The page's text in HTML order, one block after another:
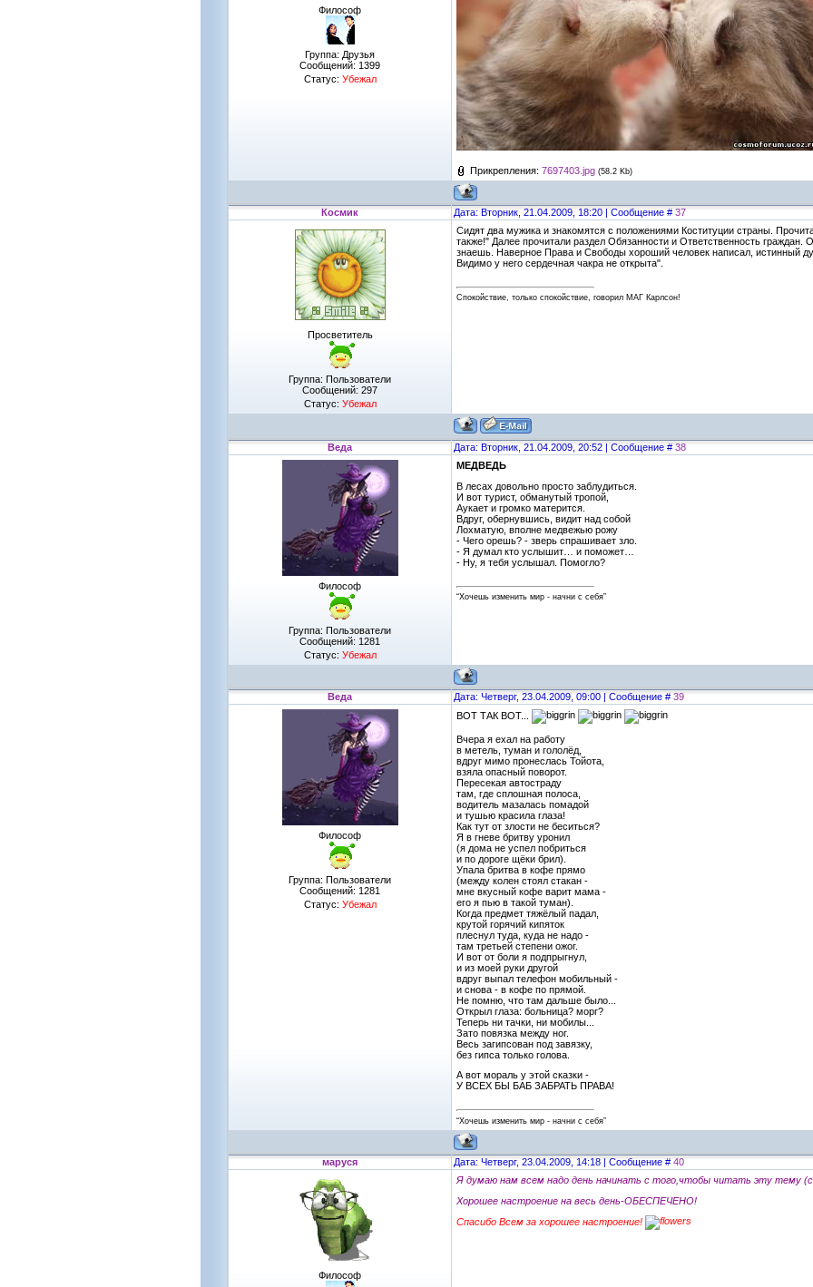
Философ
Группа: Друзья
Сообщений: 1399
Статус: Убежал
Прикрепления: 7697403.jpg (58.2 Kb)
Космик Дата: Вторник, 21.04.2009, 18:20 | Сообщение # 37
Просветитель
Группа: Пользователи
Сообщений: 297
Статус: Убежал
Сидят два мужика и знакомятся с положениями Коституции страны.
также!" Далее прочитали раздел Обязанности и Ответственность
знаешь. Наверное Права и Свободы хороший человек написал, истинный
Видимо у него сердечная чакра не открыта".
Спокойствие, только спокойствие, говорил МАГ Карлсон!
Веда Дата: Вторник, 21.04.2009, 20:52 | Сообщение # 38
Философ
Группа: Пользователи
Сообщений: 1281
Статус: Убежал
МЕДВЕДЬ
В лесах довольно просто заблудиться.
И вот турист, обманутый тропой,
Аукает и громко матерится.
Вдруг, обернувшись, видит над собой
Лохматую, вполне медвежью рожу
- Чего орешь? - зверь спрашивает зло.
- Я думал кто услышит… и поможет…
- Ну, я тебя услышал. Помогло?
“Хочешь изменить мир - начни с себя”
Веда Дата: Четверг, 23.04.2009, 09:00 | Сообщение # 39
Философ
Группа: Пользователи
Сообщений: 1281
Статус: Убежал
ВОТ ТАК ВОТ...
Вчера я ехал на работу
в метель, туман и гололёд,
вдруг мимо пронеслась Тойота,
взяла опасный поворот.
Пересекая автостраду
там, где сплошная полоса,
водитель мазалась помадой
и тушью красила глаза!
Как тут от злости не беситься?
Я в гневе бритву уронил
(я дома не успел побриться
и по дороге щёки брил).
Упала бритва в кофе прямо
(между колен стоял стакан -
мне вкусный кофе варит мама -
его я пью в такой туман).
Когда предмет тяжёлый падал,
крутой горячий кипяток
плеснул туда, куда не надо -
там третьей степени ожог.
И вот от боли я подпрыгнул,
и из моей руки другой
вдруг выпал телефон мобильный -
и снова - в кофе по прямой.
Не помню, что там дальше было...
Открыл глаза: больница? морг?
Теперь ни тачки, ни мобилы...
Зато повязка между ног.
Весь загипсован под завязку,
без гипса только голова.
А вот мораль у этой сказки -
У ВСЕХ БЫ БАБ ЗАБРАТЬ ПРАВА!
“Хочешь изменить мир - начни с себя”
маруся Дата: Четверг, 23.04.2009, 14:18 | Сообщение # 40
Философ
Я думаю нам всем надо день начинать с того,чтобы читать эту тему
Хорошее настроение на весь день-ОБЕСПЕЧЕНО!
Спасибо Всем за хорошее настроение!